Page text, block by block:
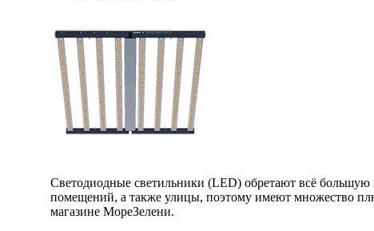
Светодиодные светильники (LED) обретают всё большую
помещений, а также улицы, поэтому имеют множество
магазине МореЗелени.